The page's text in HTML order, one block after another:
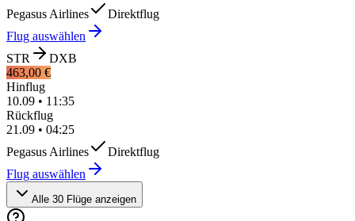
Pegasus Airlines
Direktflug
Flug auswählen
STR
DXB
463,00 €
Hinflug
10.09 • 11:35
Rückflug
21.09 • 04:25
Pegasus Airlines
Direktflug
Flug auswählen
Alle 30 Flüge anzeigen